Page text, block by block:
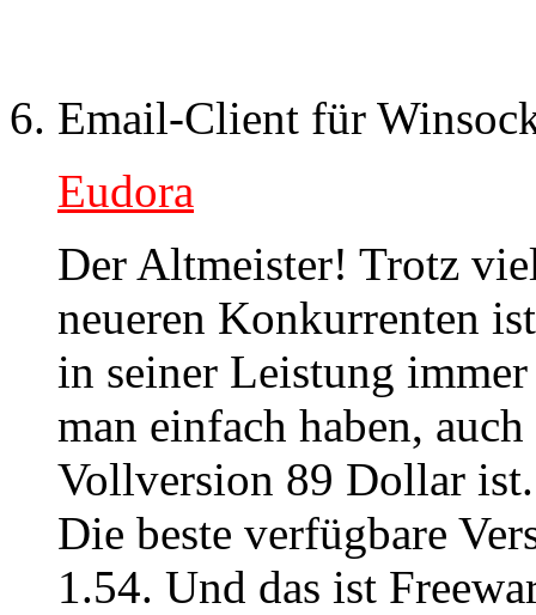
Email-Client für
Eudora
Der Altmeister! Trotz
neueren Konkurrenten
in seiner Leistung
man einfach haben,
Vollversion 89 Dollar
Die beste verfügbare
1.54. Und das ist